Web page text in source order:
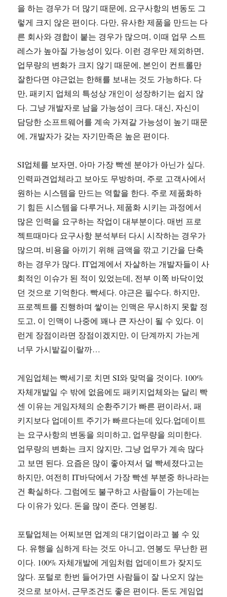
을 하는 경우가 더 많기 때문에, 요구사항의 변동도 그
렇게 크지 않은 편이다. 다만, 유사한 제품을 만드는 다
른 회사와 경합이 붙는 경우가 많으며, 이때 업무 스트
레스가 높아질 가능성이 있다. 이런 경우만 제외하면,
업무량의 변화가 크지 않기 때문에, 본인이 컨트롤만
잘한다면 야근없는 한해를 보내는 것도 가능하다. 다
만, 패키지 업체의 특성상 개인이 성장하기는 쉽지 않
다. 그냥 개발자로 남을 가능성이 크다. 대신, 자신이
담당한 소프트웨어를 계속 가져갈 가능성이 높기 때문
에, 개발자가 갖는 자기만족은 높은 편이다.
SI업체를 보자면, 아마 가장 빡센 분야가 아닌가 싶다.
인력파견업체라고 보아도 무방하며, 주로 고객사에서
원하는 시스템을 만드는 역할을 한다. 주로 제품화하
기 힘든 시스템을 다루거나, 제품화 시키는 과정에서
많은 인력을 요구하는 작업이 대부분이다. 매번 프로
젝트때마다 요구사항 분석부터 다시 시작하는 경우가
많으며, 비용을 아끼기 위해 금액을 깎고 기간을 단축
하는 경우가 많다. IT업계에서 자살하는 개발자들이 사
회적인 이슈가 된 적이 있었는데, 전부 이쪽 바닥이었
던 것으로 기억한다. 빡세다. 야근은 필수다. 하지만,
프로젝트를 진행하며 쌓이는 인맥은 무시하지 못할 정
도고, 이 인맥이 나중에 꽤나 큰 자산이 될 수 있다. 이
런게 장점이라면 장점이겠지만, 이 단계까지 가는게
너무 가시밭길이랄까…
게임업체는 빡세기로 치면 SI와 맞먹을 것이다. 100%
자체개발일 수 밖에 없음에도 패키지업체와는 달리 빡
센 이유는 게임자체의 순환주기가 빠른 편이라서, 패
키지보다 업데이트 주기가 빠르다는데 있다.업데이트
는 요구사항의 변동을 의미하고, 업무량을 의미한다.
업무량의 변화는 크지 않지만, 그냥 업무가 계속 많다
고 보면 된다. 요즘은 많이 좋아져서 덜 빡세졌다고는
하지만, 여전히 IT바닥에서 가장 빡센 부분중 하나라는
건 확실하다. 그럼에도 불구하고 사람들이 가는데는
다 이유가 있다. 돈을 많이 준다. 연봉킹.
포탈업체는 어찌보면 업계의 대기업이라고 볼 수 있
다. 유행을 심하게 타는 것도 아니고, 연봉도 무난한 편
이다. 100% 자체개발에 게임처럼 업데이트가 잦지도
않다. 포털로 한번 들어가면 사람들이 잘 나오지 않는
것으로 보아서, 근무조건도 좋은 편이다. 돈도 게임업